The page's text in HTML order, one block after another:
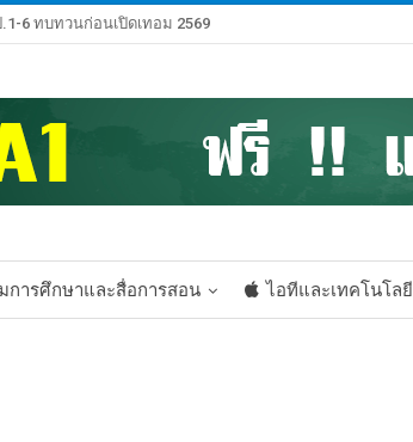
6 ทบทวนก่อนเปิดเทอม 2569
การศึกษาและสื่อการสอน ไอทีและเทคโนโลยี